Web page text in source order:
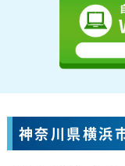
神奈川県横浜